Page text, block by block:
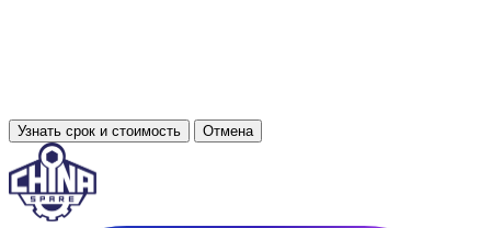
Узнать срок и стоимость Отмена